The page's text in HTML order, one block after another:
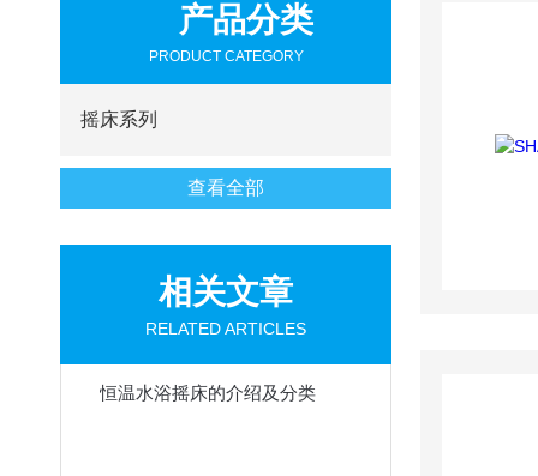
产品分类
PRODUCT CATEGORY
摇床系列
查看全部
相关文章
RELATED ARTICLES
恒温水浴摇床的介绍及分类